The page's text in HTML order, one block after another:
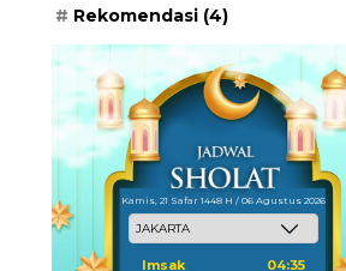
Rekomendasi (4)
Kamis, 21 Safar 1448 H / 06 Agustus 2026
Imsak 04:35